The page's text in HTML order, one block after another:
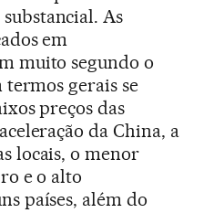
As
em
muito segundo o
termos gerais se
preços das
da China, a
locais, o menor
e o alto
países, além do